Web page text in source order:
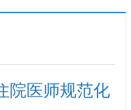
院医师规范化